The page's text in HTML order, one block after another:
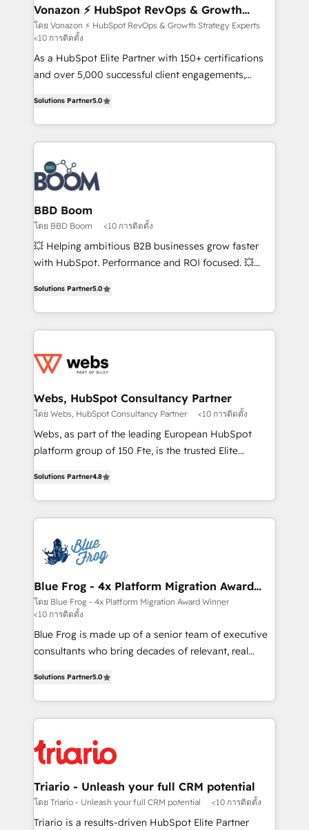
strategies that deliver impactful results. Our mission
is to empower you to unlock HubSpot’s full potential
—faster. Through expert training, unmatched
responsiveness, and ongoing support, we equip
your team to adopt new systems with confidence
customer engagement.
Vonazon ⚡ HubSpot RevOps & Growth
Strategy Experts
โดย Vonazon ⚡ HubSpot RevOps & Growth Strategy Experts
<10 การติดตั้ง
As a HubSpot Elite Partner with 150+ certifications
and over 5,000 successful client engagements,
measurable, scalable growth. From onboarding to
enterprise-grade campaigns, our in-house team
builds scalable strategies that drive long-term
revenue. ⚙️ HubSpot Integration & Optimization •
Seamless CRM, CMS, and automation setup •
Complex platform migrations and data cleanups •
Custom APIs and third-party integrations 📈 End-to-
End Revenue Acceleration • Lifecycle marketing and
pipeline growth programs • Sales enablement tools
and CRM optimization • Retention strategies with
Execution • 750+ onboardings and 2,000+
implementations • Deep expertise across marketing,
Solutions Partner5.0
BBD Boom
โดย BBD Boom <10 การติดตั้ง
💥 Helping ambitious B2B businesses grow faster
with HubSpot. Performance and ROI focused. 💥
to HubSpot Better. We work with your teams to
solve all your HubSpot challenges and improve user
adoption, sales process and marketing results.
the first time 🔧 Designing and optimising your
and build using HubSpot 🔌 Integrating HubSpot
with other systems 🎓 Training your teams to be
HubSpot pros 📊 Lead generation services using
HubSpot Why us? - SIX HubSpot Accreditations -
CRM, Solutions Architecture, Onboarding , Data
Migration, Custom Integration & Platform
team of 25+ experts Contact us today to help you
get more from your investment in HubSpot.
Solutions Partner5.0
Webs, HubSpot Consultancy Partner
โดย Webs, HubSpot Consultancy Partner <10 การติดตั้ง
Webs, as part of the leading European HubSpot
platform group of 150 Fte, is the trusted Elite
maximizing EBITDA and achieving Commercial
Excellence. With our targeted processes, we
strengthen your digital transformation and minimize
Implementation partner, we provide expertise to
drive your business forward. Since 2015 we are fully
dedicated to HubSpot and with an experienced
team (50+), we work with reputable companies in
B2B sectors such as manufacturing, SaaS and
business services. We prepare a customized
business case that demonstrates the value and
detailed financial rationale with a focus on ROI and
TCO. As a trusted extension of your team, we
believe in the power of partnership. Together, we
business up for long-term success. Unlock your
business. If not now, when?
Solutions Partner4.8
Blue Frog - 4x Platform Migration Award
Winner
โดย Blue Frog - 4x Platform Migration Award Winner
<10 การติดตั้ง
Blue Frog is made up of a senior team of executive
consultants who bring decades of relevant, real
Frog is a top, trusted partner in HubSpot's
ecosystem for a reason. Their team brings over a
decade of experience to the table, along with deep
for driving growth. They are committed to helping
our customers grow and finding solutions that fit
their unique business needs. We are thrilled to have
Blue Frog in the HubSpot ecosystem leading the
way for customers!" - Yamini Rangan, CEO of
Solutions Partner5.0
Triario - Unleash your full CRM potential
โดย Triario - Unleash your full CRM potential <10 การติดตั้ง
Triario is a results-driven HubSpot Elite Partner